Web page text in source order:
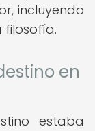
incluyendo
filosofía.
en
estaba